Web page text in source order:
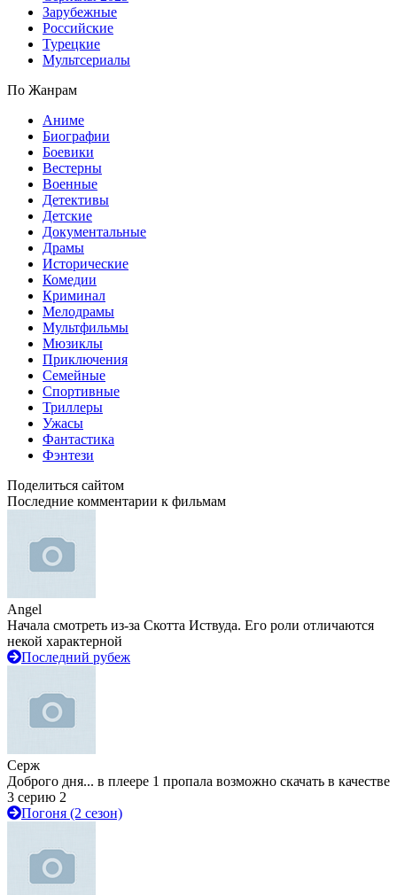
Зарубежные
Российские
Турецкие
Мультсериалы
По Жанрам
Аниме
Биографии
Боевики
Вестерны
Военные
Детективы
Детские
Документальные
Драмы
Исторические
Комедии
Криминал
Мелодрамы
Мультфильмы
Мюзиклы
Приключения
Семейные
Спортивные
Триллеры
Ужасы
Фантастика
Фэнтези
Поделиться сайтом
Последние комментарии к фильмам
Angel
Начала смотреть из-за Скотта Иствуда. Его роли отличаются
некой характерной
Последний рубеж
Серж
Доброго дня... в плеере 1 пропала возможно скачать в качестве
3 серию 2
Погоня (2 сезон)